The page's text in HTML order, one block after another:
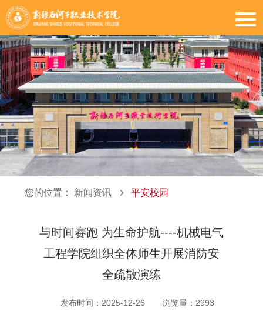
您的位置： 新闻资讯 平安校园
与时间赛跑 为生命护航----机械电气
工程学院组织全体师生开展消防安
全疏散演练
发布时间：2025-12-26 浏览量： 2993